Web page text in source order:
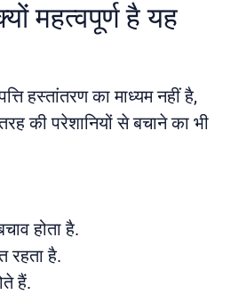
महत्वपूर्ण है यह
हस्तांतरण का माध्यम नहीं है,
की परेशानियों से बचाने का भी
होता है.
रहता है.
हैं.